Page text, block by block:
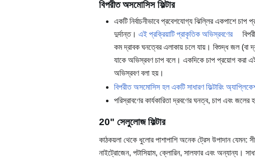
বিপরীত অসমোসিস ফিল্টার
একটি নির্বাচনীভাবে প্রবেশযোগ্য ঝিল্লির একপাশে
দুর্দান্ত। এই প্রক্রিয়াটি প্রাকৃতিক অভিস্রবণের
কম দ্রাবক ঘনত্বের এলাকায় চলে যায়। বিশুদ্ধ জল (বা
যাকে অভিস্রবণ চাপ বলে। একদিকে চাপ প্রয়োগ করা
অভিস্রবণ বলা হয়।
বিপরীত অসমোসিস হল একটি সাধারণ ফিল্টারিং
পরিস্রাবণের কার্যকারিতা দ্রবণের ঘনত্ব, চাপ এবং জলের
20" সেলুলোজ ফিল্টার
কাঠকয়লা থেকে ধুলোর পাশাপাশি অনেক ট্রেস উপাদান যেমন:
নাইট্রোজেন, পটাসিয়াম, ক্লোরিন, সালফার এবং অন্যান্য।